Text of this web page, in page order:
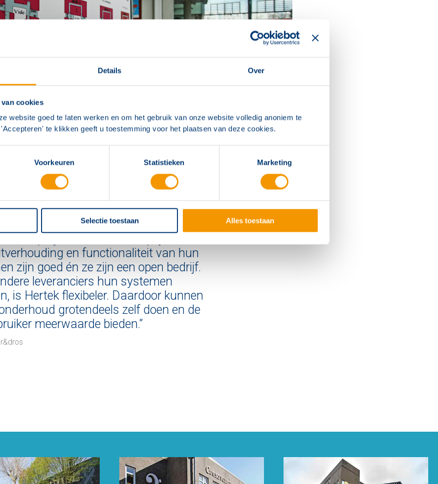
Details Over
cookies
website goed te laten werken en om het gebruik van onze website volledig anoniem te
te klikken geeft u toestemming voor het plaatsen van deze cookies.
Voorkeuren Statistieken Marketing
Selectie toestaan Alles toestaan
en open architectuur waren een uitdaging. Hoger geplaatste
brandproeven en inspecties bevestigden dat de brandmeld- en
van Hertek aan alle wettelijke eisen voldoet.
van Hertek is goed en ze zijn echt
en functionaliteit van hun
zijn goed én ze zijn een open bedrijf.
leveranciers hun systemen
is Hertek flexibeler. Daardoor kunnen
grotendeels zelf doen en de
meerwaarde bieden.”